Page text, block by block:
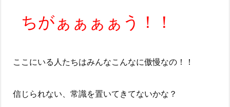
ちがぁぁぁぁう！！
ここにいる人たちはみんなこんなに傲慢なの！！
信じられない、常識を置いてきてないかな？